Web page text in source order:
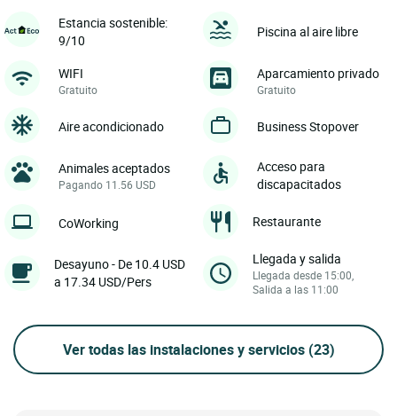
Estancia sostenible:
9/10
Piscina al aire libre
WIFI
Gratuito
Aparcamiento privado
Gratuito
Aire acondicionado Business Stopover
Animales aceptados
Pagando 11.56 USD
Acceso para
discapacitados
CoWorking Restaurante
Desayuno - De 10.4 USD
a 17.34 USD/Pers
Llegada y salida
Llegada desde 15:00,
Salida a las 11:00
Ver todas las instalaciones y servicios (23)